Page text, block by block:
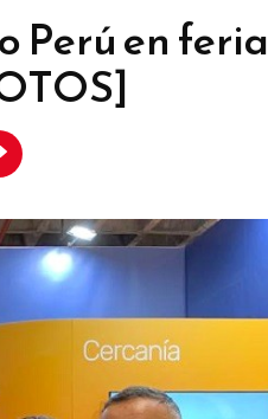
Perú en feria